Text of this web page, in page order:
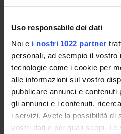
Uso responsabile dei dati
Noi e i nostri 1022 partner
personali, ad esempio il vostro
tecnologie come i cookie per
alle informazioni sul vostro
pubblicare annunci e contenuti
gli annunci e i contenuti,
i servizi. Avete la possibilità di
vostri dati e per quali scopi. Le
Psychiatry
SEZIONI
Psichiatria